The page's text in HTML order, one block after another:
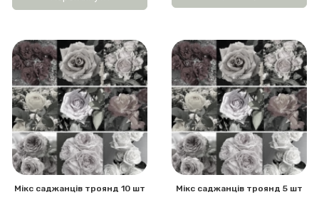
Мікс саджанців троянд 10 шт Мікс саджанців троянд 5 шт